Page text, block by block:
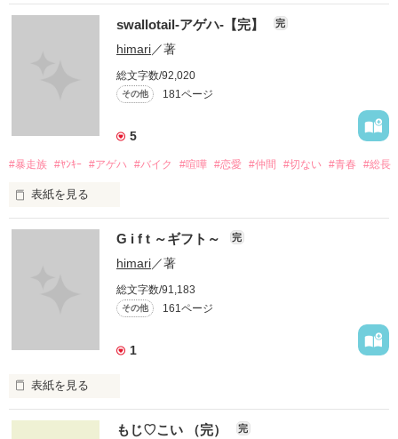
恋愛経験値0
（ごとう　あお）
私のお父さんは極道。
一人っ子の私は組の
後継者らしい。
女組長誕生？
お父さんが死んじゃった
ばっかりに私の生活は
ハチャメチャ！！
死んじゃったから･･･
今の私は完全に1人。
「お嬢。遺言ですので」
swallotail-アゲハ-【完】 完
himari／著
総文字数/92,020
その他 181ページ
5
#暴走族 #ﾔﾝｷｰ #アゲハ #バイク #喧嘩 #恋愛 #仲間 #切ない #青春 #総長
表紙を見る
「お前は俺の蜜を吸う蝶だ。」
アナタはそう言った。
どれだけ私が汚れようとも。
そっと私を包むアナタ。
私が潰れないように。。。
G i f t ～ギフト～ 完
himari／著
総文字数/91,183
その他 161ページ
1
表紙を見る
Gift
もじ♡こい （完） 完